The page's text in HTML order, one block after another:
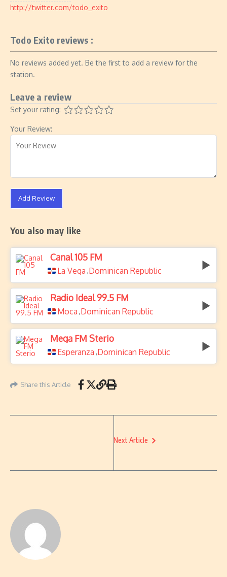
http://twitter.com/todo_exito
Todo Exito reviews :
No reviews added yet. Be the first to add a review for the
station.
Leave a review
Set your rating:
Your Review:
Add Review
You also may like
Canal 105 FM
La Vega ,Dominican Republic
Radio Ideal 99.5 FM
Moca ,Dominican Republic
Mega FM Sterio
Esperanza ,Dominican Republic
Share this Article
Next Article